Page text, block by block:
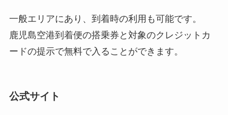
一般エリアにあり、到着時の利用も可能です。
鹿児島空港到着便の搭乗券と対象のクレジットカ
ードの提示で無料で入ることができます。
公式サイト